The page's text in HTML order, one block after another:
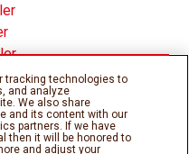
İçinde
tracking technologies to
and analyze
We also share
and its content with our
partners. If we have
then it will be honored to
and adjust your